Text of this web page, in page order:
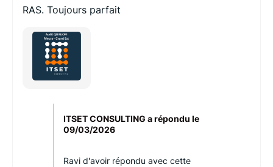
RAS. Toujours parfait
ITSET CONSULTING a répondu le
09/03/2026
Ravi d'avoir répondu avec cette